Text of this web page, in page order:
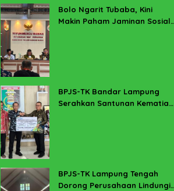
Bolo Ngarit Tubaba, Kini
Makin Paham Jaminan Sosial
BPJS-TK Bandar Lampung
Serahkan Santunan Kematian
BPJS-TK Lampung Tengah
Dorong Perusahaan Lindungi